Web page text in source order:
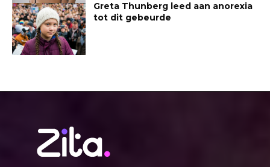
Greta Thunberg leed aan anorexia
tot dit gebeurde